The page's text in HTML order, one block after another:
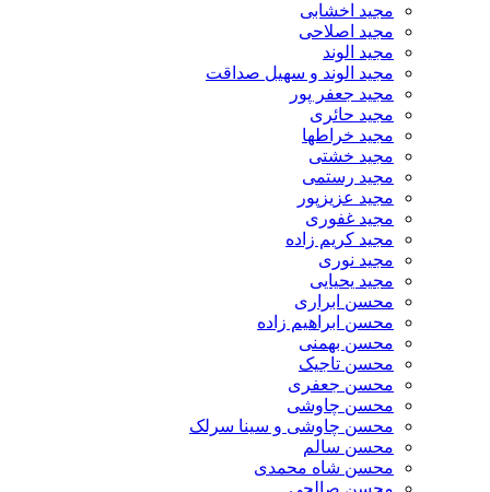
مجید اخشابی
مجید اصلاحی
مجید الوند‎
مجید الوند و سهیل صداقت
مجید جعفر پور
مجید حائری
مجید خراطها
مجید خشتی
مجید رستمی
مجید عزیزپور
مجید غفوری
مجید کریم زاده
مجید نوری
مجید یحیایی
محسن ابراری
محسن ابراهیم زاده
محسن بهمنی
محسن تاجیک
محسن جعفری
محسن چاوشی
محسن چاوشی و سینا سرلک
محسن سالم
محسن شاه محمدی